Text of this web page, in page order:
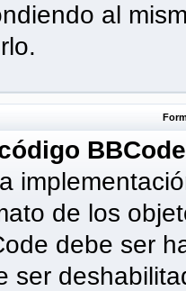
al
de los
debe ser
ser